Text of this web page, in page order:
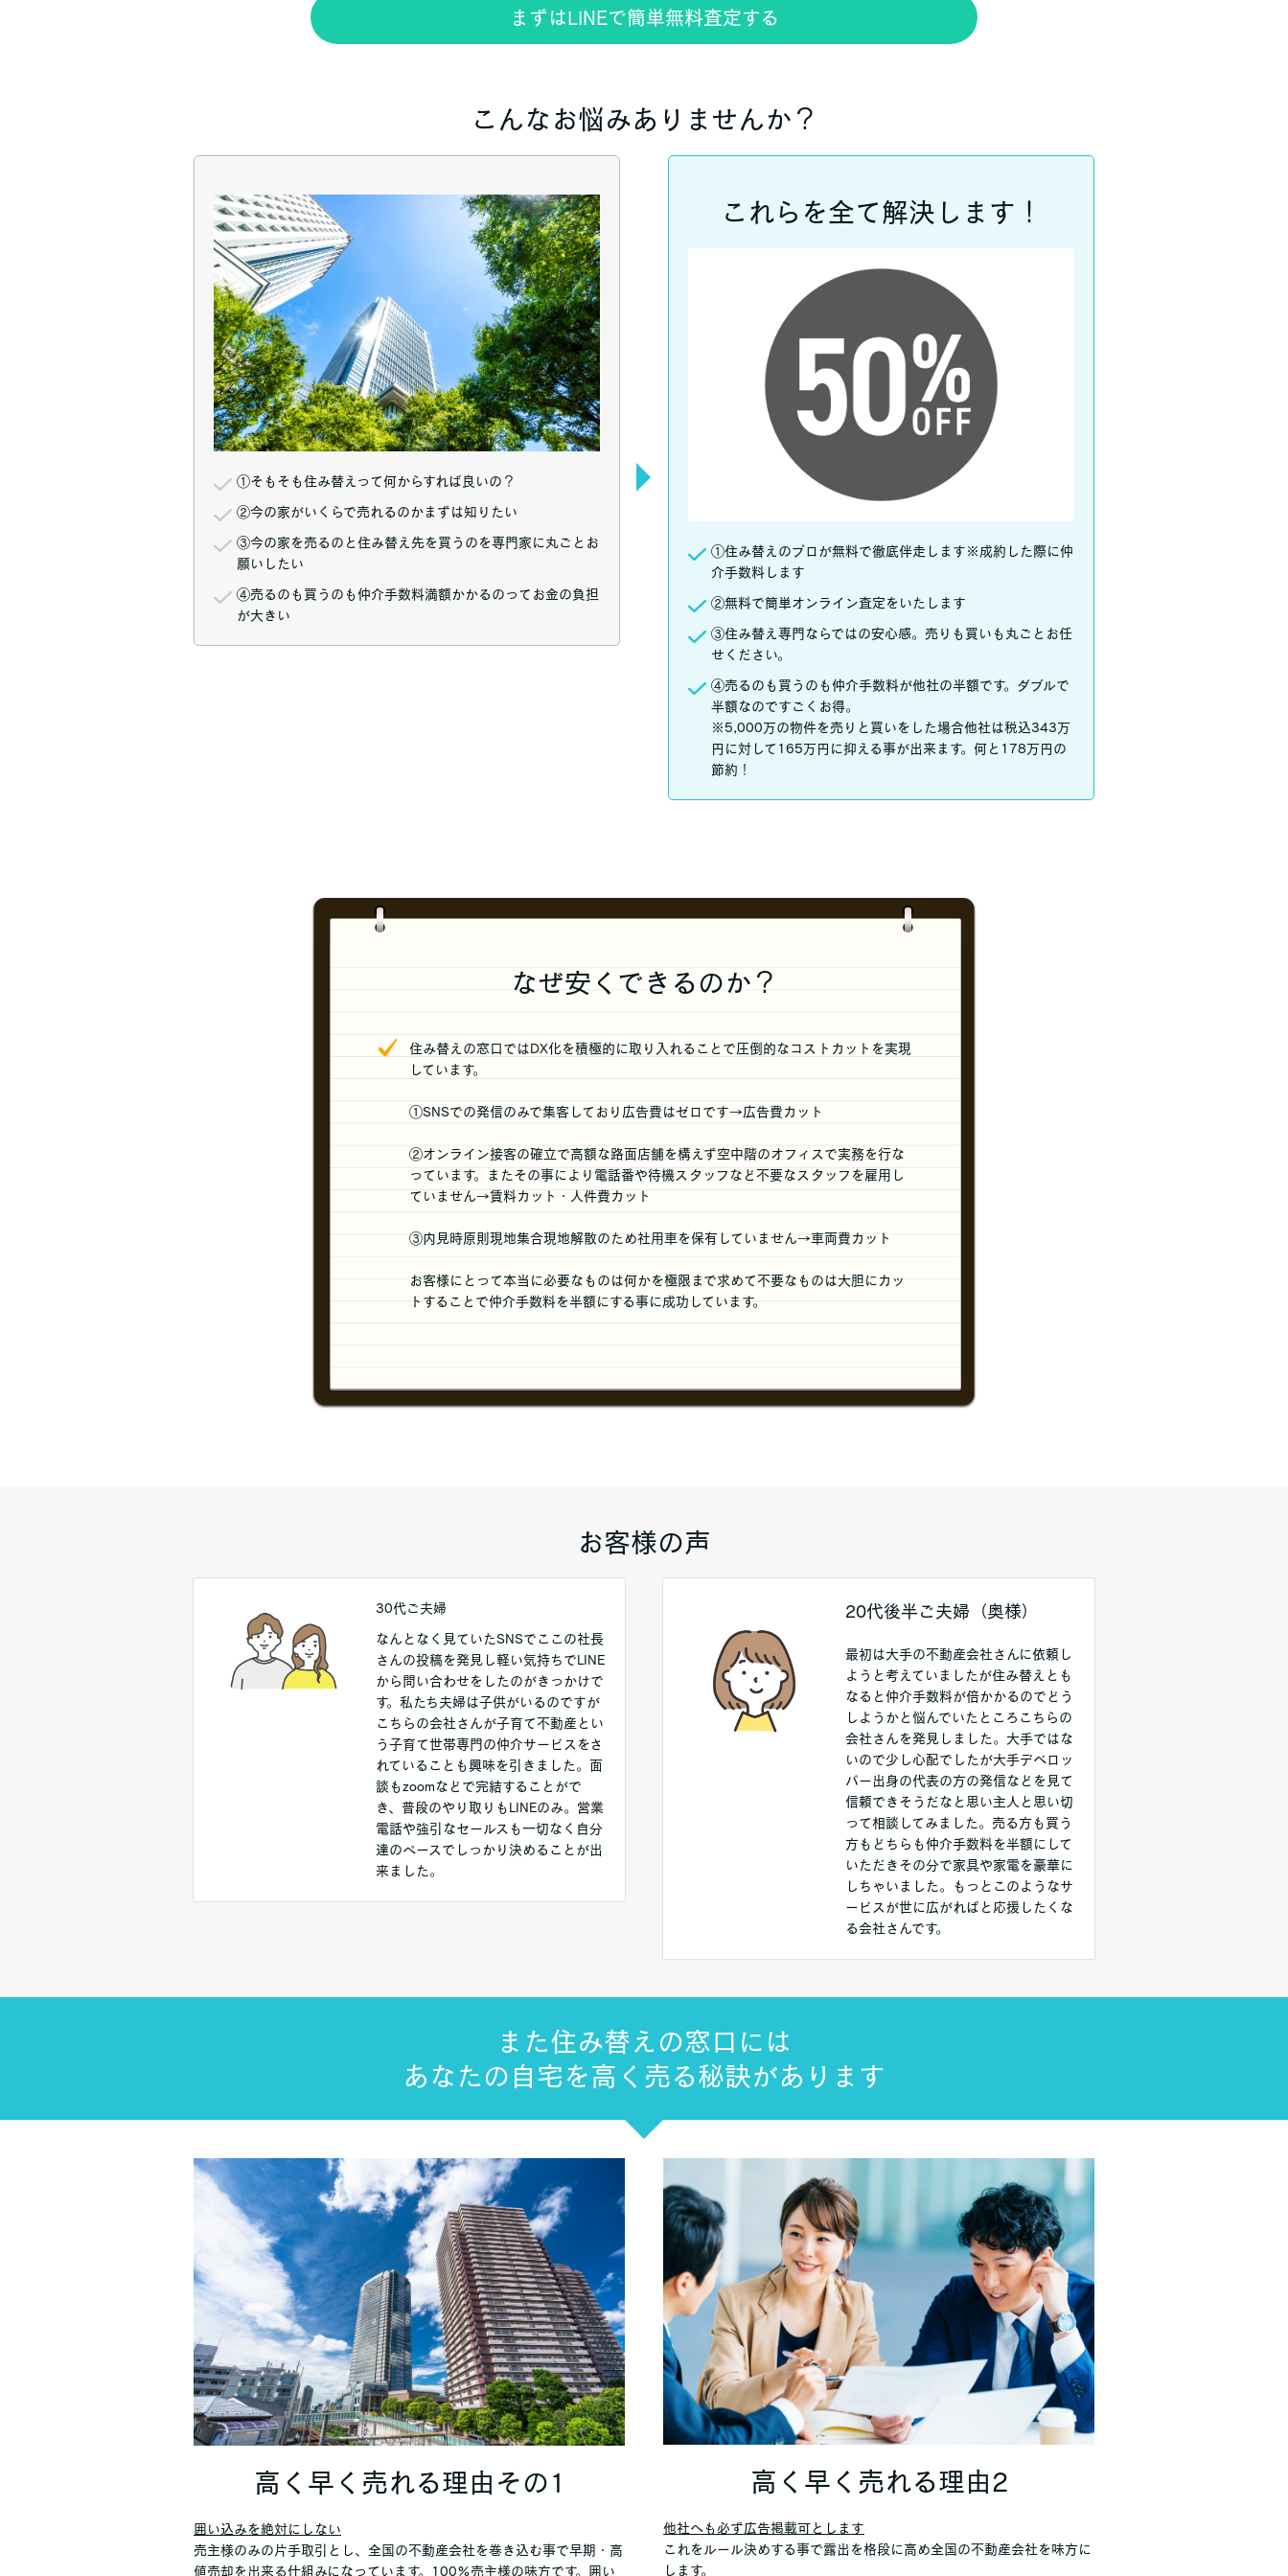
まずはLINEで簡単無料査定する
こんなお悩みありませんか？
①そもそも住み替えって何からすれば良いの？
②今の家がいくらで売れるのかまずは知りたい
③今の家を売るのと住み替え先を買うのを専門家に丸ごとお
願いしたい
④売るのも買うのも仲介手数料満額かかるのってお金の負担
が大きい
これらを全て解決します！
①住み替えのプロが無料で徹底伴走します※成約した際に仲
介手数料します
②無料で簡単オンライン査定をいたします
③住み替え専門ならではの安心感。売りも買いも丸ごとお任
せください。
④売るのも買うのも仲介手数料が他社の半額です。ダブルで
半額なのですごくお得。
※5,000万の物件を売りと買いをした場合他社は税込343万
円に対して165万円に抑える事が出来ます。何と178万円の
節約！
なぜ安くできるのか？
住み替えの窓口ではDX化を積極的に取り入れることで圧倒的なコストカットを実現
しています。
①SNSでの発信のみで集客しており広告費はゼロです→広告費カット
②オンライン接客の確立で高額な路面店舗を構えず空中階のオフィスで実務を行な
っています。またその事により電話番や待機スタッフなど不要なスタッフを雇用し
ていません→賃料カット・人件費カット
③内見時原則現地集合現地解散のため社用車を保有していません→車両費カット
お客様にとって本当に必要なものは何かを極限まで求めて不要なものは大胆にカッ
トすることで仲介手数料を半額にする事に成功しています。
お客様の声
30代ご夫婦
なんとなく見ていたSNSでここの社長
さんの投稿を発見し軽い気持ちでLINE
から問い合わせをしたのがきっかけで
す。私たち夫婦は子供がいるのですが
こちらの会社さんが子育て不動産とい
う子育て世帯専門の仲介サービスをさ
れていることも興味を引きました。面
談もzoomなどで完結することがで
き、普段のやり取りもLINEのみ。営業
電話や強引なセールスも一切なく自分
達のペースでしっかり決めることが出
来ました。
20代後半ご夫婦（奥様）
最初は大手の不動産会社さんに依頼し
ようと考えていましたが住み替えとも
なると仲介手数料が倍かかるのでどう
しようかと悩んでいたところこちらの
会社さんを発見しました。大手ではな
いので少し心配でしたが大手デベロッ
パー出身の代表の方の発信などを見て
信頼できそうだなと思い主人と思い切
って相談してみました。売る方も買う
方もどちらも仲介手数料を半額にして
いただきその分で家具や家電を豪華に
しちゃいました。もっとこのようなサ
ービスが世に広がればと応援したくな
る会社さんです。
また住み替えの窓口には
あなたの自宅を高く売る秘訣があります
高く早く売れる理由その1
囲い込みを絶対にしない
売主様のみの片手取引とし、全国の不動産会社を巻き込む事で早期・高
値売却を出来る仕組みになっています。100%売主様の味方です。囲い
高く早く売れる理由2
他社へも必ず広告掲載可とします
これをルール決めする事で露出を格段に高め全国の不動産会社を味方に
します。